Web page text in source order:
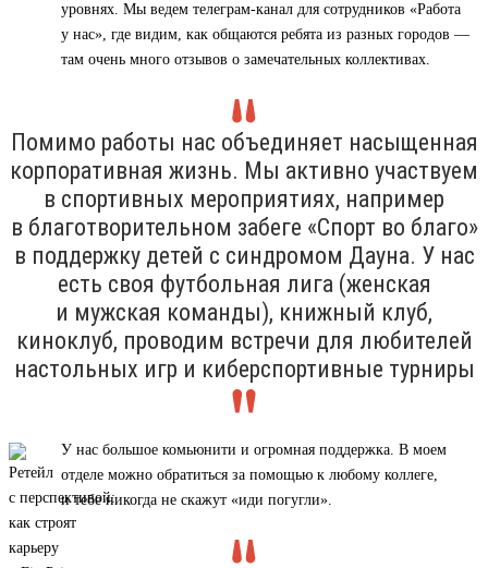
уровнях. Мы ведем телеграм-канал для сотрудников «Работа
у нас», где видим, как общаются ребята из разных городов —
там очень много отзывов о замечательных коллективах.
Помимо работы нас объединяет насыщенная
корпоративная жизнь. Мы активно участвуем
в спортивных мероприятиях, например
в благотворительном забеге «Спорт во благо»
в поддержку детей с синдромом Дауна. У нас
есть своя футбольная лига (женская
и мужская команды), книжный клуб,
киноклуб, проводим встречи для любителей
настольных игр и киберспортивные турниры
У нас большое комьюнити и огромная поддержка. В моем
отделе можно обратиться за помощью к любому коллеге,
и тебе никогда не скажут «иди погугли».